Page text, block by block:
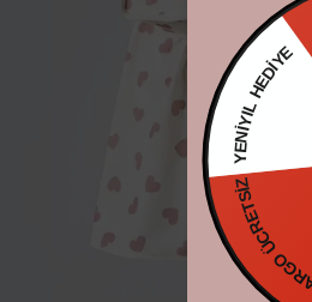
KARGO ÜCRETSİZ
YENİYIL